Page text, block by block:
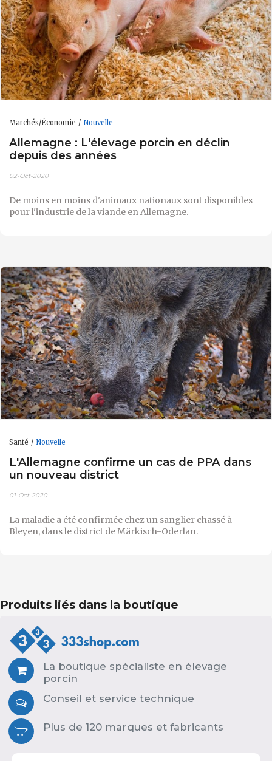
Marchés/Économie Nouvelle
Allemagne : L'élevage porcin en déclin
depuis des années
02-Oct-2020
De moins en moins d'animaux nationaux sont disponibles
pour l'industrie de la viande en Allemagne.
Santé Nouvelle
L'Allemagne confirme un cas de PPA dans
un nouveau district
01-Oct-2020
La maladie a été confirmée chez un sanglier chassé à
Bleyen, dans le district de Märkisch-Oderlan.
Produits liés dans la boutique
La boutique spécialiste en élevage
porcin
Conseil et service technique
Plus de 120 marques et fabricants